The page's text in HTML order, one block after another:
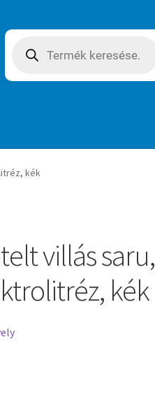
search
kék
villás saru,
kék